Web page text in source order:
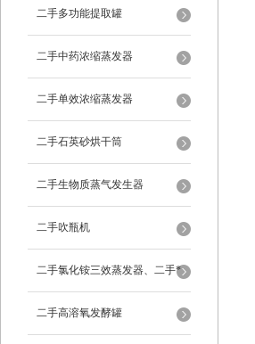
二手多功能提取罐
二手中药浓缩蒸发器
二手单效浓缩蒸发器
二手石英砂烘干筒
二手生物质蒸气发生器
二手吹瓶机
二手氯化铵三效蒸发器、二手*
蒸发器
二手高溶氧发酵罐